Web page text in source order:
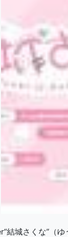
結城さくな”（